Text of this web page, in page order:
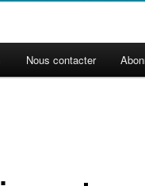
Nous contacter